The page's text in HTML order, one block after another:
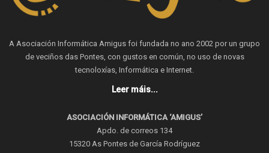
A Asociación Informática Amigus foi fundada no ano 2002 por un grupo
de veciños das Pontes, con gustos en común, no uso de novas
tecnoloxías, Informática e Internet.
Leer máis...
ASOCIACIÓN INFORMÁTICA ‘AMIGUS’
Apdo. de correos 134
15320 As Pontes de García Rodríguez